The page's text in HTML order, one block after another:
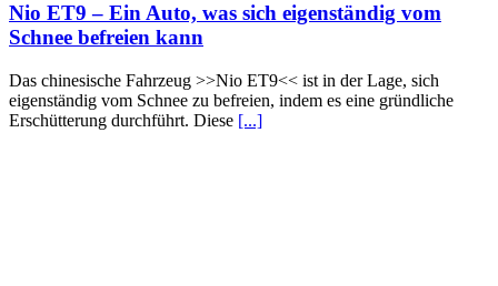
Nio ET9 – Ein Auto, was sich eigenständig vom
Schnee befreien kann
Das chinesische Fahrzeug >>Nio ET9<< ist in der Lage, sich
eigenständig vom Schnee zu befreien, indem es eine gründliche
Erschütterung durchführt. Diese [...]